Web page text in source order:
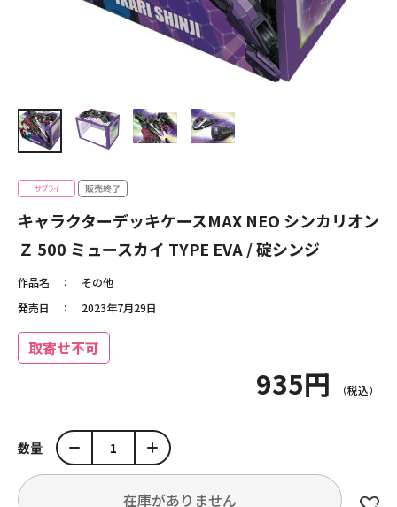
キャラクターデッキケースMAX NEO シンカリオン
Ｚ 500 ミュースカイ TYPE EVA / 碇シンジ
作品名
その他
発売日
2023年7月29日
取寄せ不可
935円
数量
在庫がありません